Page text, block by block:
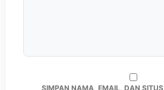
SIMPAN NAMA, EMAIL, DAN